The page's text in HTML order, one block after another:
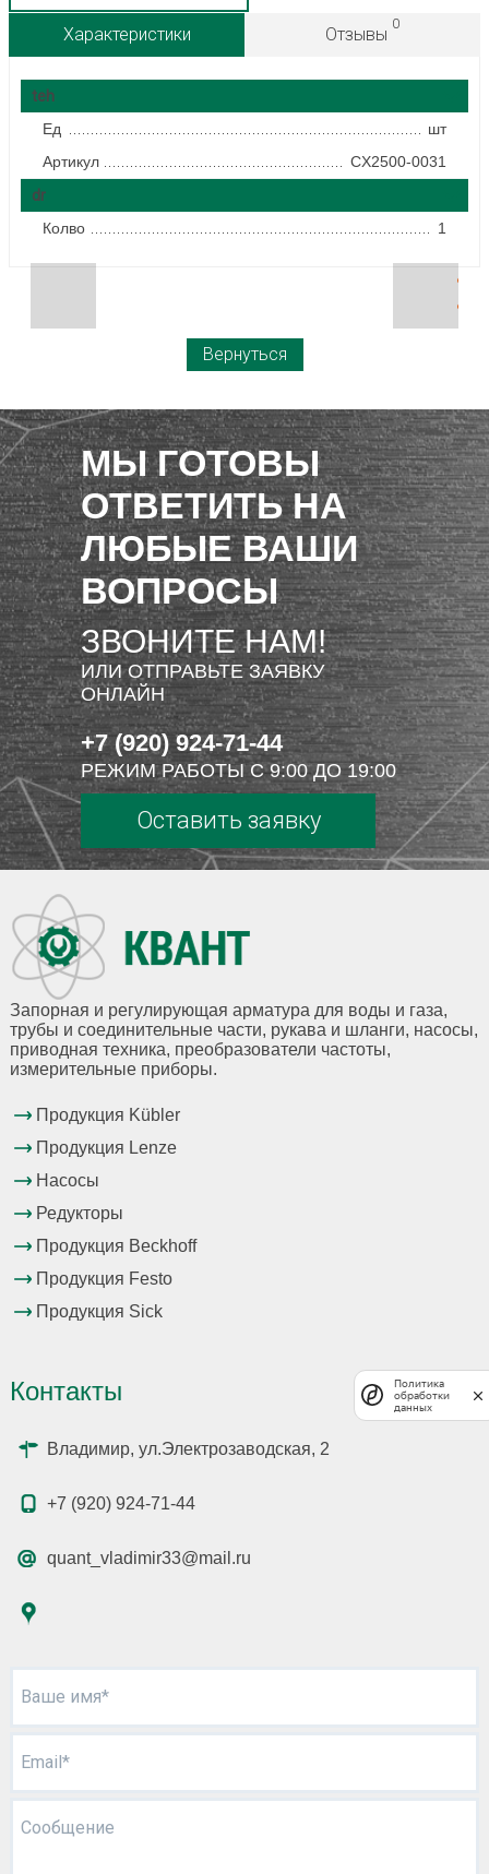
Характеристики Отзывы
0
teh
Ед
шт
Артикул
CX2500-0031
dr
Колво
1
Вернуться
МЫ ГОТОВЫ
ОТВЕТИТЬ НА
ЛЮБЫЕ ВАШИ
ВОПРОСЫ
ЗВОНИТЕ НАМ!
ИЛИ ОТПРАВЬТЕ ЗАЯВКУ
ОНЛАЙН
+7 (920) 924-71-44
РЕЖИМ РАБОТЫ С 9:00 ДО 19:00
Оставить заявку
Запорная и регулирующая арматура для воды и газа,
трубы и соединительные части, рукава и шланги, насосы,
приводная техника, преобразователи частоты,
измерительные приборы.
Продукция Kübler
Продукция Lenze
Насосы
Редукторы
Продукция Beckhoff
Продукция Festo
Продукция Sick
Контакты
Владимир, ул.Электрозаводская, 2
+7 (920) 924-71-44
quant_vladimir33@mail.ru
Ваше имя*
Email*
Сообщение
Политика
обработки
данных